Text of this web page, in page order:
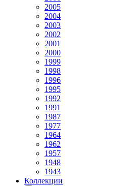
2005
2004
2003
2002
2001
2000
1999
1998
1996
1995
1992
1991
1987
1977
1964
1962
1957
1948
1943
Коллекции